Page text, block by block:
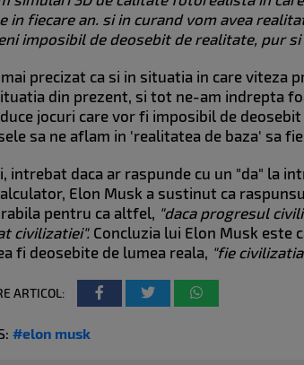
in fiecare an. si in curand vom avea
imposibil de deosebit de realitate, pur
mai precizat ca si in situatia in care viteza
din prezent, si tot ne-am indrepta
jocuri care vor fi imposibil de
sa ne aflam in 'realitatea de baza' sa
intrebat daca ar raspunde cu un "da" la
Elon Musk a sustinut ca
pentru ca altfel, "daca progresul
civilizatiei". Concluzia lui Elon Musk este
fi deosebite de lumea reala, "fie
ARTICOL:
#elon musk